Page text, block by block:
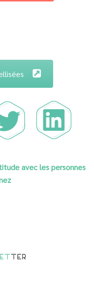
avec les personnes
TER